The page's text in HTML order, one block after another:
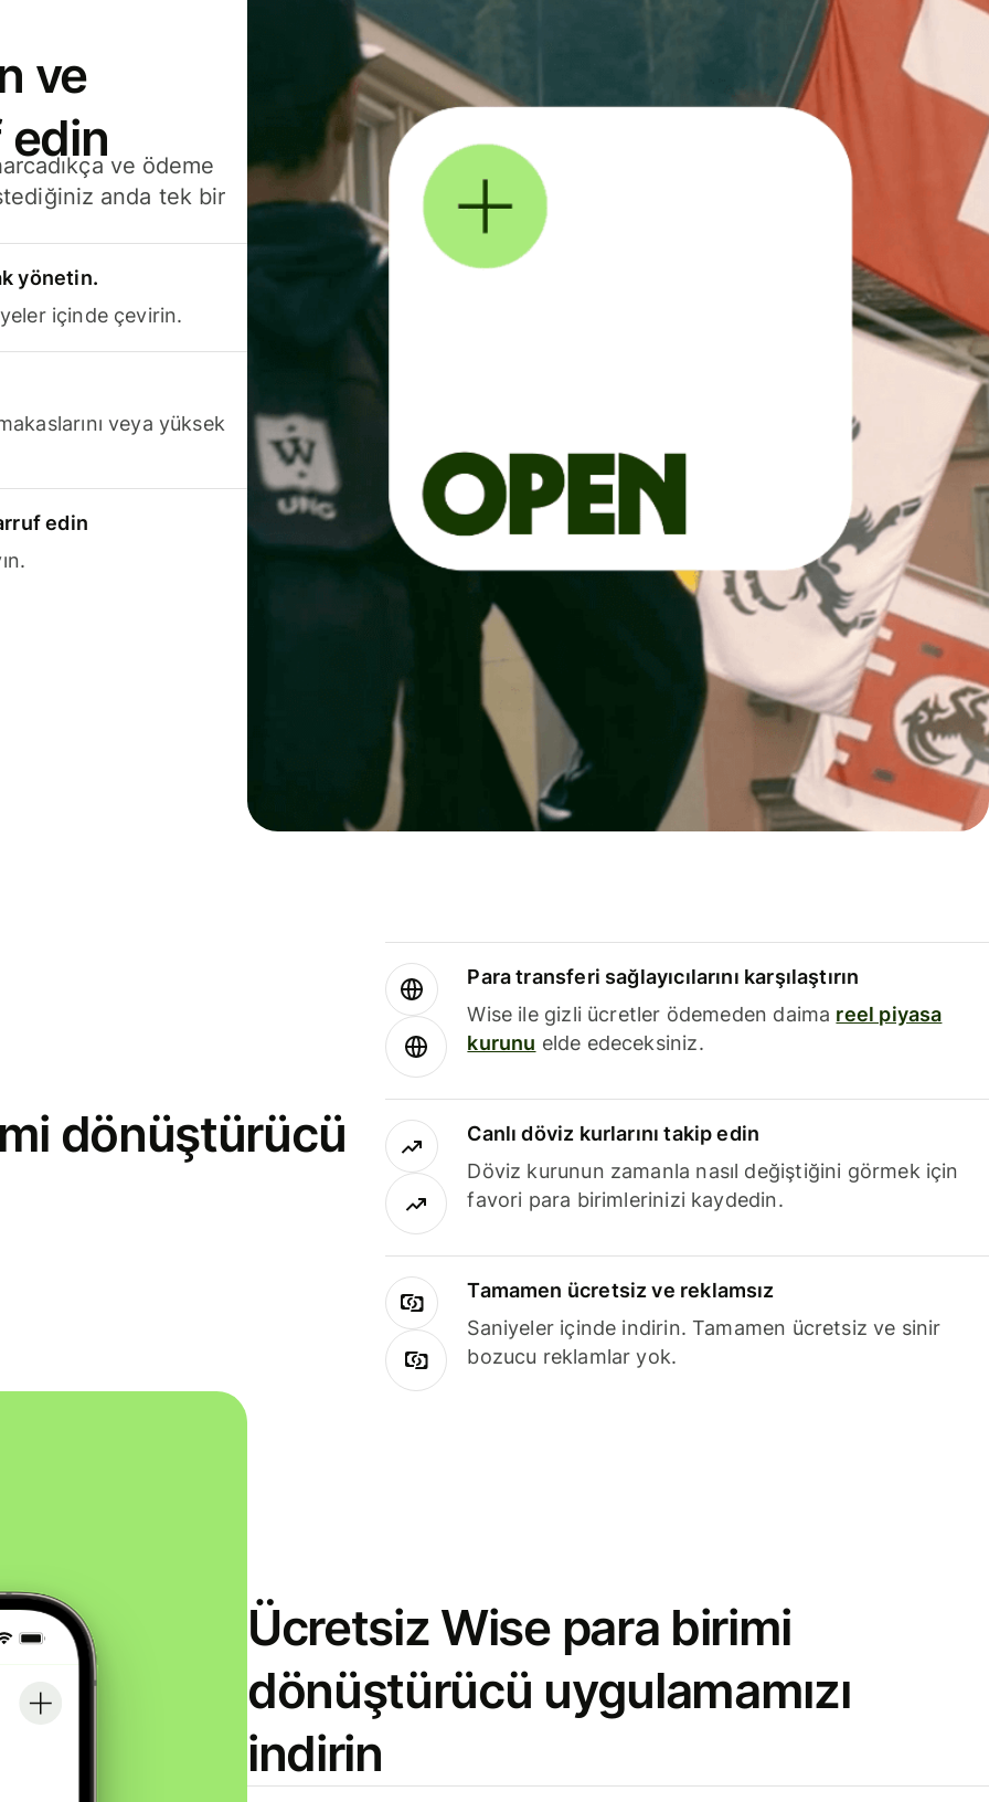
ve
edinve ödeme
anda tek bir
yönetin.
içinde çevirin.
veya yüksek
edin
dönüştürücü
Para transferi sağlayıcılarını karşılaştırın
Wise ile gizli ücretler ödemeden daima reel piyasa
kurunu elde edeceksiniz.
Canlı döviz kurlarını takip edin
Döviz kurunun zamanla nasıl değiştiğini görmek için
favori para birimlerinizi kaydedin.
Tamamen ücretsiz ve reklamsız
Saniyeler içinde indirin. Tamamen ücretsiz ve sinir
bozucu reklamlar yok.
Ücretsiz Wise para birimi
dönüştürücü uygulamamızı
indirin